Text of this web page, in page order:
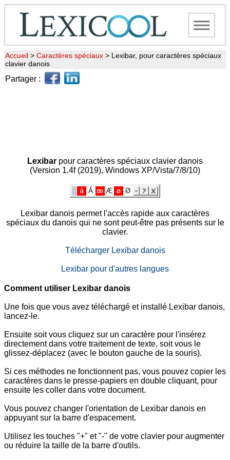
Accueil > Caractères spéciaux > Lexibar, pour caractères spéciaux
clavier danois
Partager :
Lexibar pour caractères spéciaux clavier danois
(Version 1.4f (2019), Windows XP/Vista/7/8/10)
Lexibar danois permet l'accès rapide aux caractères
spéciaux du danois qui ne sont peut-être pas présents sur le
clavier.
Télécharger Lexibar danois
Lexibar pour d'autres langues
Comment utiliser Lexibar danois
Une fois que vous avez téléchargé et installé Lexibar danois,
lancez-le.
Ensuite soit vous cliquez sur un caractère pour l'insérez
directement dans votre traitement de texte, soit vous le
glissez-déplacez (avec le bouton gauche de la souris).
Si ces méthodes ne fonctionnent pas, vous pouvez copier les
caractères dans le presse-papiers en double cliquant, pour
ensuite les coller dans votre document.
Vous pouvez changer l'orientation de Lexibar danois en
appuyant sur la barre d'espacement.
Utilisez les touches "+" et "-" de votre clavier pour augmenter
ou réduire la taille de la barre d'outils.